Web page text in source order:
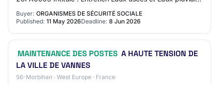
Objet : Maintenance des po…
Buyer: ORGANISMES DE SÉCURITÉ SOCIALE
Published: 11 May 2026Deadline: 8 Jun 2026
MAINTENANCE DES POSTES A HAUTE TENSION DE
LA VILLE DE VANNES
56-Morbihan · West Europe · France